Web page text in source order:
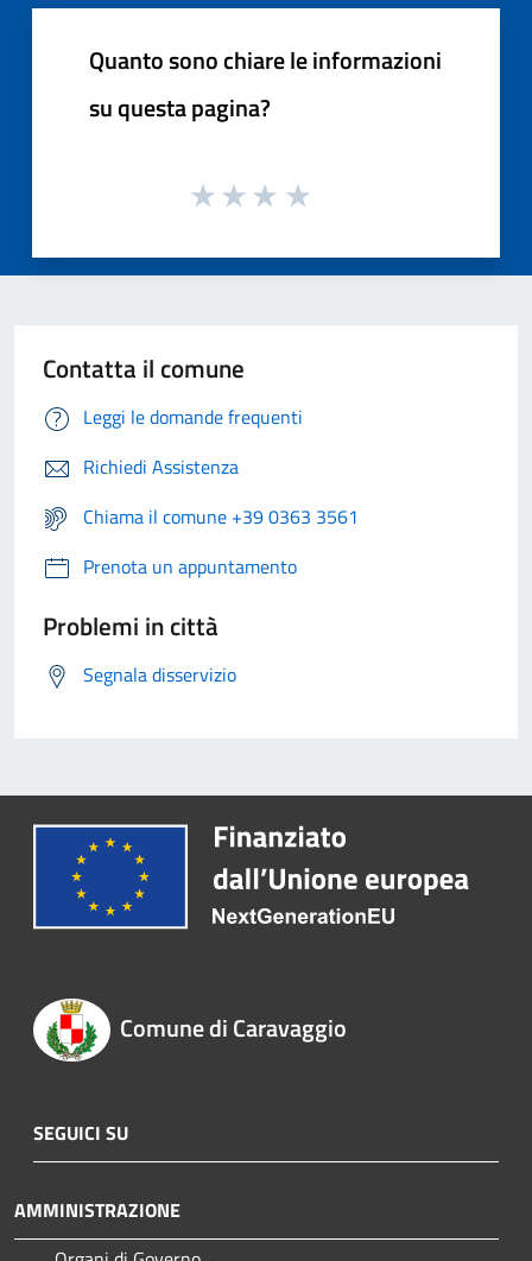
Quanto sono chiare le informazioni
su questa pagina?
Contatta il comune
Leggi le domande frequenti
Richiedi Assistenza
Chiama il comune +39 0363 3561
Prenota un appuntamento
Problemi in città
Segnala disservizio
Comune di Caravaggio
SEGUICI SU
AMMINISTRAZIONE